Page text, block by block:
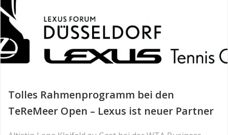
Tolles Rahmenprogramm bei den
TeReMeer Open – Lexus ist neuer Partner